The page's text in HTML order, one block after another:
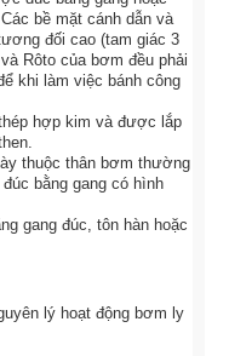
bề mặt cánh dẫn và
đối cao (tam giác 3
Rôto của bơm đều phải
khi làm việc bánh công
hợp kim và được lắp
thuộc thân bơm thường
bằng gang có hình
gang đúc, tôn hàn hoặc